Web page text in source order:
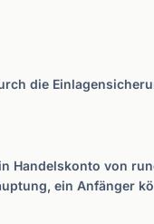
die
Handelskonto von
ein Anfänger